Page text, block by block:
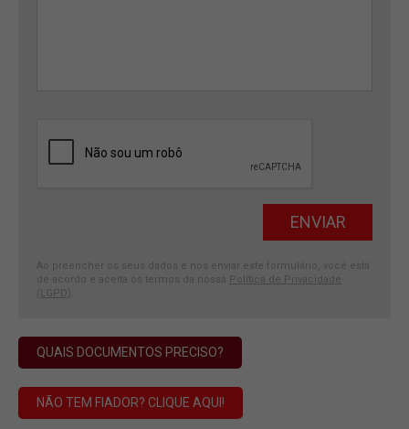
Ao preencher os seus dados e nos enviar este formulário, você está
de acordo e aceita os termos da nossa
Política de Privacidade
(LGPD)
QUAIS DOCUMENTOS PRECISO?
NÃO TEM FIADOR? CLIQUE AQUI!